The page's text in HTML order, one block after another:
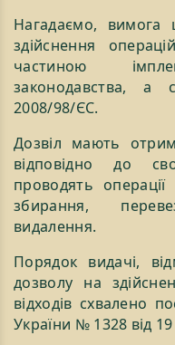
Нагадаємо, вимога
здійснення
частиною
законодавства, а
2008/98/ЄС.
Дозвіл мають
відповідно до
проводять
збирання,
видалення.
Порядок видачі,
дозволу на
відходів схвалено
України № 1328 від